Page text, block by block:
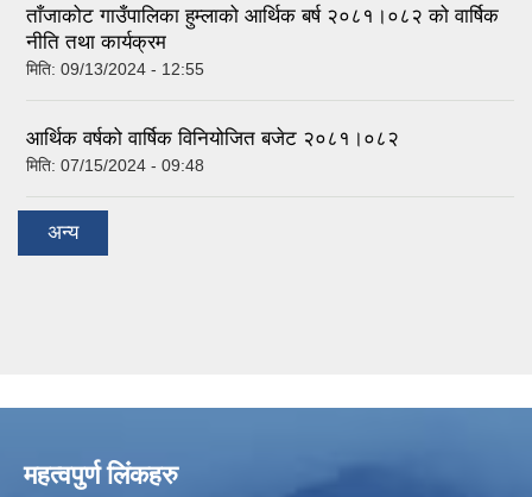
ताँजाकोट गाउँपालिका हुम्लाको आर्थिक बर्ष २०८१।०८२ को वार्षिक
नीति तथा कार्यक्रम
मिति: 09/13/2024 - 12:55
आर्थिक वर्षको वार्षिक विनियोजित बजेट २०८१।०८२
मिति: 07/15/2024 - 09:48
अन्य
महत्वपुर्ण लिंकहरु